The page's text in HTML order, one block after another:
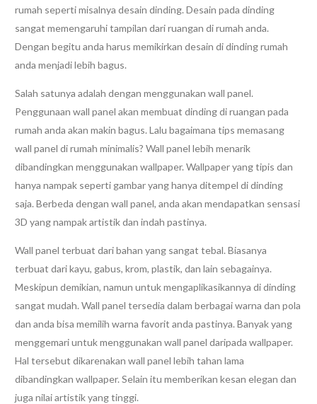
rumah seperti misalnya desain dinding. Desain pada dinding
sangat memengaruhi tampilan dari ruangan di rumah anda.
Dengan begitu anda harus memikirkan desain di dinding rumah
anda menjadi lebih bagus.
Salah satunya adalah dengan menggunakan wall panel.
Penggunaan wall panel akan membuat dinding di ruangan pada
rumah anda akan makin bagus. Lalu bagaimana tips memasang
wall panel di rumah minimalis? Wall panel lebih menarik
dibandingkan menggunakan wallpaper. Wallpaper yang tipis dan
hanya nampak seperti gambar yang hanya ditempel di dinding
saja. Berbeda dengan wall panel, anda akan mendapatkan sensasi
3D yang nampak artistik dan indah pastinya.
Wall panel terbuat dari bahan yang sangat tebal. Biasanya
terbuat dari kayu, gabus, krom, plastik, dan lain sebagainya.
Meskipun demikian, namun untuk mengaplikasikannya di dinding
sangat mudah. Wall panel tersedia dalam berbagai warna dan pola
dan anda bisa memilih warna favorit anda pastinya. Banyak yang
menggemari untuk menggunakan wall panel daripada wallpaper.
Hal tersebut dikarenakan wall panel lebih tahan lama
dibandingkan wallpaper. Selain itu memberikan kesan elegan dan
juga nilai artistik yang tinggi.